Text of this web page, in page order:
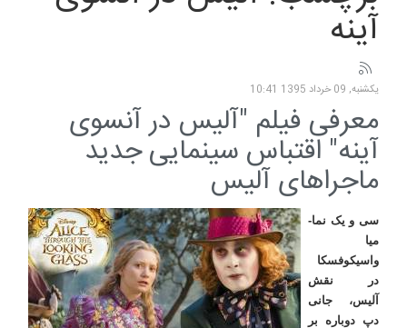
آینه
یکشنبه, 09 خرداد 1395 10:41
معرفی فیلم "آلیس در آنسوی
آینه" اقتباس سینمایی جدید
ماجراهای آلیس
سی و یک نما-
میا
واسیکوفسکا
در نقش
آلیس، جانی
دپ دوباره بر